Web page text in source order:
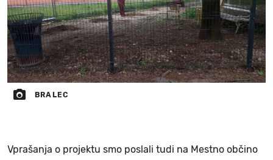
BRALEC
Vprašanja o projektu smo poslali tudi na Mestno občino